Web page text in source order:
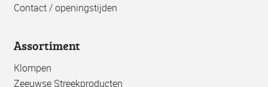
Contact / openingstijden
Assortiment
Klompen
Zeeuwse Streekproducten